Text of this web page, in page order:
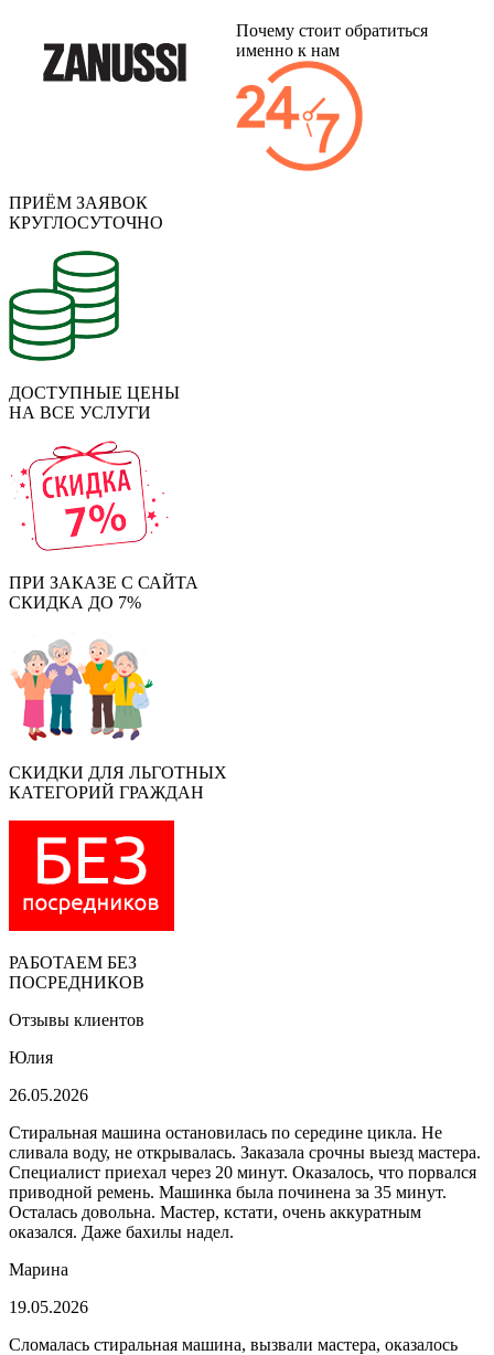
Почему стоит обратиться
именно к нам
ПРИЁМ ЗАЯВОК
КРУГЛОСУТОЧНО
ДОСТУПНЫЕ ЦЕНЫ
НА ВСЕ УСЛУГИ
ПРИ ЗАКАЗЕ С САЙТА
СКИДКА ДО 7%
СКИДКИ ДЛЯ ЛЬГОТНЫХ
КАТЕГОРИЙ ГРАЖДАН
РАБОТАЕМ БЕЗ
ПОСРЕДНИКОВ
Отзывы клиентов
Юлия
26.05.2026
Стиральная машина остановилась по середине цикла. Не
сливала воду, не открывалась. Заказала срочны выезд мастера.
Специалист приехал через 20 минут. Оказалось, что порвался
приводной ремень. Машинка была починена за 35 минут.
Осталась довольна. Мастер, кстати, очень аккуратным
оказался. Даже бахилы надел.
Марина
19.05.2026
Сломалась стиральная машина, вызвали мастера, оказалось